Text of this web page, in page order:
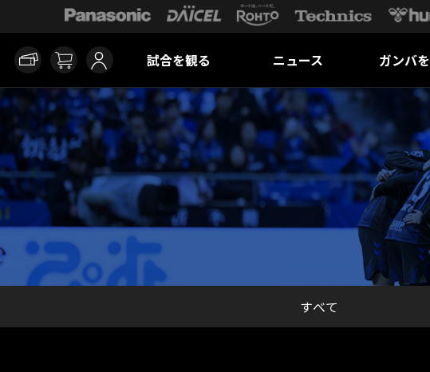
試合を観る ニュース ガンバ